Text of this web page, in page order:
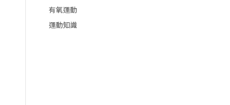
有氧運動
運動知識